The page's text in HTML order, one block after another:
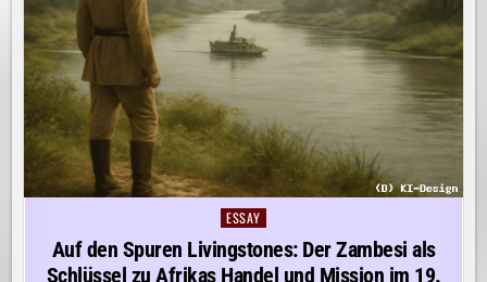
Posted
ESSAY
Auf den Spuren Livingstones: Der Zambesi als
Schlüssel zu Afrikas Handel und Mission im 19.